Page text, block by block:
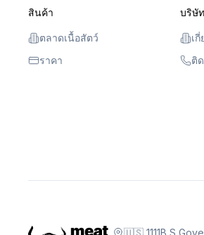
สินค้า
ตลาดเนื้อสัตว์
ราคา
บริษัท
เ
ติ
🇺🇸 1111B S